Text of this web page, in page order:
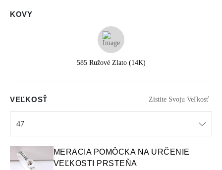
KOVY
585 Ružové Zlato (14K)
VEĽKOSŤ Zistite Svoju Veľkosť
47
MERACIA POMÔCKA NA URČENIE
VEĽKOSTI PRSTEŇA